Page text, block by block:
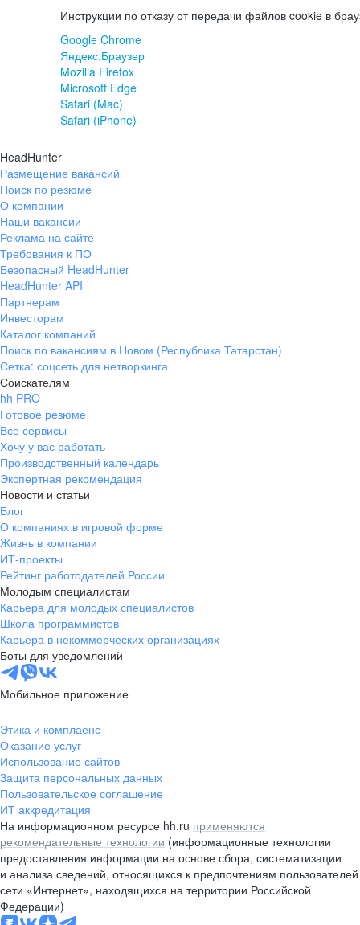
Инструкции по отказу от передачи файлов cookie в
Google Chrome
Яндекс.Браузер
Mozilla Firefox
Microsoft Edge
Safari (Mac)
Safari (iPhone)
HeadHunter
Размещение вакансий
Поиск по резюме
О компании
Наши вакансии
Реклама на сайте
Требования к ПО
Безопасный HeadHunter
HeadHunter API
Партнерам
Инвесторам
Каталог компаний
Поиск по вакансиям в Новом (Республика Татарстан)
Сетка: соцсеть для нетворкинга
Соискателям
hh PRO
Готовое резюме
Все сервисы
Хочу у вас работать
Производственный календарь
Экспертная рекомендация
Новости и статьи
Блог
О компаниях в игровой форме
Жизнь в компании
ИТ-проекты
Рейтинг работодателей России
Молодым специалистам
Карьера для молодых специалистов
Школа программистов
Карьера в некоммерческих организациях
Боты для уведомлений
Мобильное приложение
Этика и комплаенс
Оказание услуг
Использование сайтов
Защита персональных данных
Пользовательское соглашение
ИТ аккредитация
На информационном ресурсе hh.ru применяются
рекомендательные технологии (информационные технологии
предоставления информации на основе сбора, систематизации
и анализа сведений, относящихся к предпочтениям пользователей
сети «Интернет», находящихся на территории Российской
Федерации)